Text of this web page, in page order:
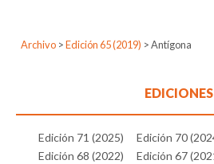
Archivo > Edición 65 (2019) >Antígona
EDICIONES
Edición 71 (2025) Edición 70
Edición 68 (2022)
Edición 67